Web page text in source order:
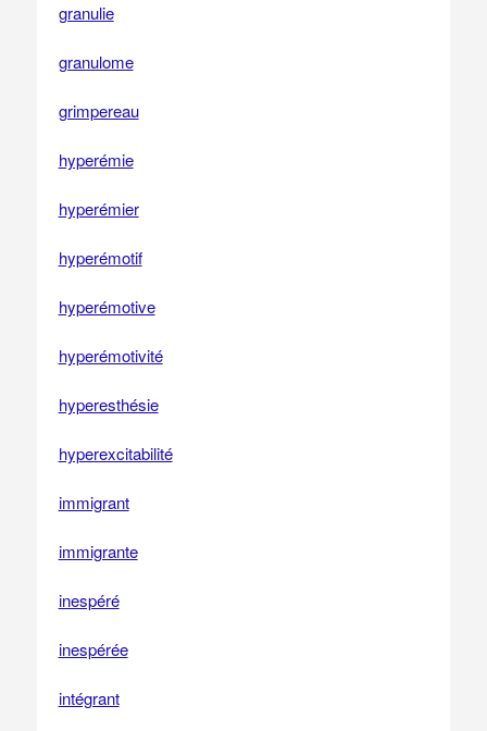
granulie
granulome
grimpereau
hyperémie
hyperémier
hyperémotif
hyperémotive
hyperémotivité
hyperesthésie
hyperexcitabilité
immigrant
immigrante
inespéré
inespérée
intégrant